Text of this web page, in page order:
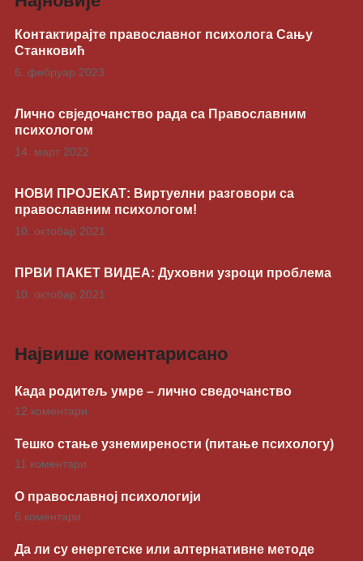
Контактирајте православног психолога Сању
Станковић
6. фебруар 2023
Лично свједочанство рада са Православним
психологом
14. март 2022
НОВИ ПРОЈЕКАТ: Виртуелни разговори са
православним психологом!
10. октобар 2021
ПРВИ ПАКЕТ ВИДЕА: Духовни узроци проблема
10. октобар 2021
Највише коментарисано
Када родитељ умре – лично сведочанство
12 коментари
Тешко стање узнемирености (питање психологу)
11 коментари
О православној психологији
6 коментари
Да ли су енергетске или алтернативне методе